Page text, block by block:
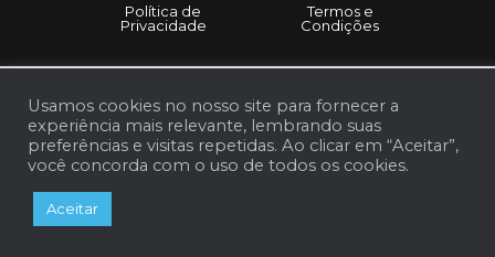
Política de
Privacidade
Termos e
Condições
Usamos cookies no nosso site para fornecer a
experiência mais relevante, lembrando suas
preferências e visitas repetidas. Ao clicar em “Aceitar”,
você concorda com o uso de todos os cookies.
Aceitar